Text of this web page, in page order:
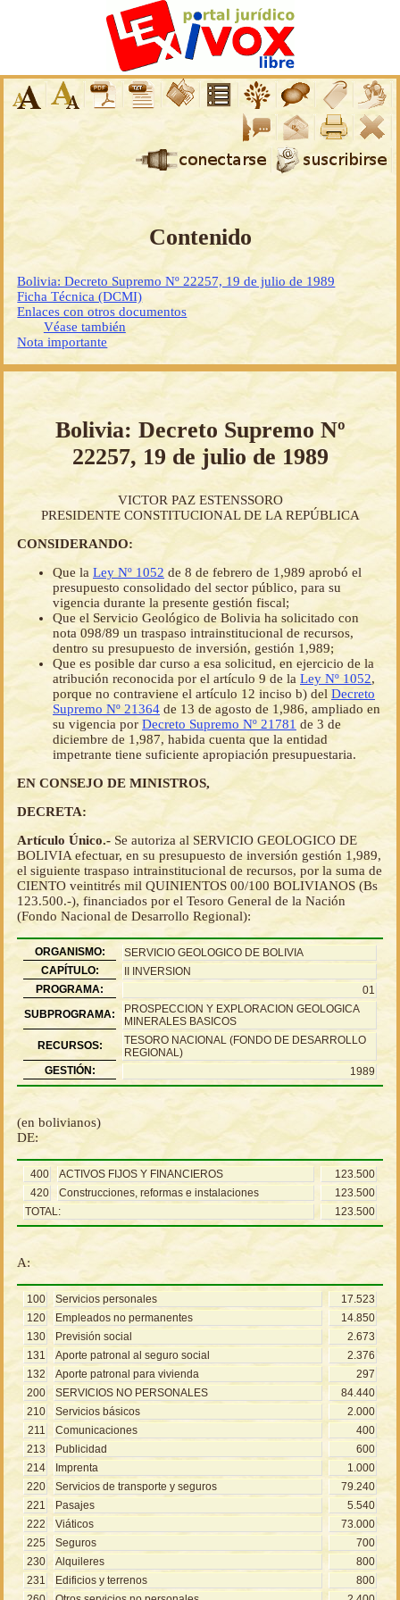
Contenido
Bolivia: Decreto Supremo Nº 22257, 19 de julio de 1989
Ficha Técnica (DCMI)
Enlaces con otros documentos
Véase también
Nota importante
Bolivia: Decreto Supremo Nº
22257, 19 de julio de 1989
VICTOR PAZ ESTENSSORO
PRESIDENTE CONSTITUCIONAL DE LA REPÚBLICA
CONSIDERANDO:
Que la Ley Nº 1052 de 8 de febrero de 1,989 aprobó el
presupuesto consolidado del sector público, para su
vigencia durante la presente gestión fiscal;
Que el Servicio Geológico de Bolivia ha solicitado con
nota 098/89 un traspaso intrainstitucional de recursos,
dentro su presupuesto de inversión, gestión 1,989;
Que es posible dar curso a esa solicitud, en ejercicio de la
atribución reconocida por el artículo 9 de la Ley Nº 1052,
porque no contraviene el artículo 12 inciso b) del Decreto
Supremo Nº 21364 de 13 de agosto de 1,986, ampliado en
su vigencia por Decreto Supremo Nº 21781 de 3 de
diciembre de 1,987, habida cuenta que la entidad
impetrante tiene suficiente apropiación presupuestaria.
EN CONSEJO DE MINISTROS,
DECRETA:
Artículo Único.- Se autoriza al SERVICIO GEOLOGICO DE
BOLIVIA efectuar, en su presupuesto de inversión gestión 1,989,
el siguiente traspaso intrainstitucional de recursos, por la suma de
CIENTO veintitrés mil QUINIENTOS 00/100 BOLIVIANOS (Bs
123.500.-), financiados por el Tesoro General de la Nación
(Fondo Nacional de Desarrollo Regional):
ORGANISMO:
SERVICIO GEOLOGICO DE BOLIVIA
CAPÍTULO:
II INVERSION
PROGRAMA:
01
SUBPROGRAMA:
PROSPECCION Y EXPLORACION GEOLOGICA
MINERALES BASICOS
RECURSOS:
TESORO NACIONAL (FONDO DE DESARROLLO
REGIONAL)
GESTIÓN:
1989
(en bolivianos)
DE:
400 ACTIVOS FIJOS Y FINANCIEROS
123.500
420
Construcciones, reformas e instalaciones
123.500
TOTAL:
123.500
A:
100 Servicios personales
17.523
120
Empleados no permanentes
14.850
130
Previsión social
2.673
131
Aporte patronal al seguro social
2.376
132
Aporte patronal para vivienda
297
200
SERVICIOS NO PERSONALES
84.440
210
Servicios básicos
2.000
211
Comunicaciones
400
213
Publicidad
600
214
Imprenta
1.000
220
Servicios de transporte y seguros
79.240
221
Pasajes
5.540
222
Viáticos
73.000
225
Seguros
700
230
Alquileres
800
231
Edificios y terrenos
800